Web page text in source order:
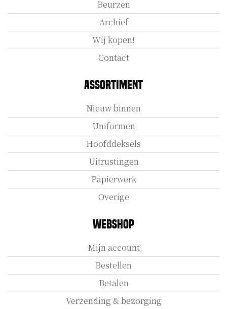
Beurzen
Archief
Wij kopen!
Contact
Assortiment
Nieuw binnen
Uniformen
Hoofddeksels
Uitrustingen
Papierwerk
Overige
Webshop
Mijn account
Bestellen
Betalen
Verzending & bezorging